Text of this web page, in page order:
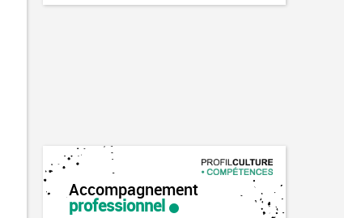
Accompagnement
professionnel